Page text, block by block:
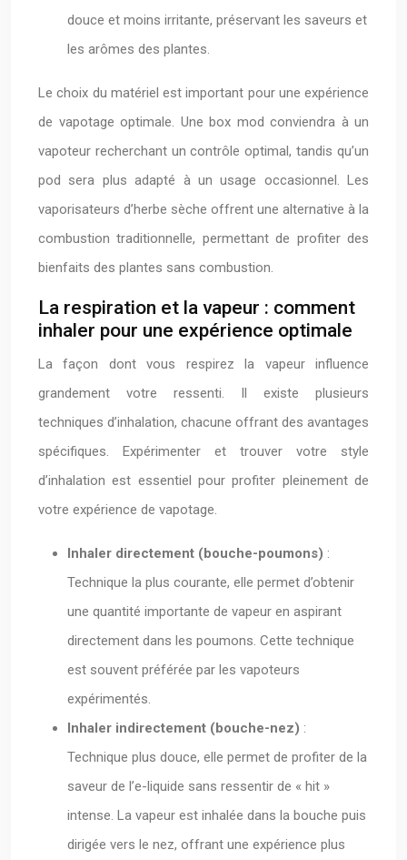
douce et moins irritante, préservant les saveurs et
les arômes des plantes.
Le choix du matériel est important pour une expérience
de vapotage optimale. Une box mod conviendra à un
vapoteur recherchant un contrôle optimal, tandis qu’un
pod sera plus adapté à un usage occasionnel. Les
vaporisateurs d’herbe sèche offrent une alternative à la
combustion traditionnelle, permettant de profiter des
bienfaits des plantes sans combustion.
La respiration et la vapeur : comment
inhaler pour une expérience optimale
La façon dont vous respirez la vapeur influence
grandement votre ressenti. Il existe plusieurs
techniques d’inhalation, chacune offrant des avantages
spécifiques. Expérimenter et trouver votre style
d’inhalation est essentiel pour profiter pleinement de
votre expérience de vapotage.
Inhaler directement (bouche-poumons) :
Technique la plus courante, elle permet d’obtenir
une quantité importante de vapeur en aspirant
directement dans les poumons. Cette technique
est souvent préférée par les vapoteurs
expérimentés.
Inhaler indirectement (bouche-nez) :
Technique plus douce, elle permet de profiter de la
saveur de l’e-liquide sans ressentir de « hit »
intense. La vapeur est inhalée dans la bouche puis
dirigée vers le nez, offrant une expérience plus